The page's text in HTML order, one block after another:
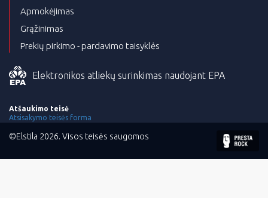
Apmokėjimas
Grąžinimas
Prekių pirkimo - pardavimo taisyklės
Elektronikos atliekų surinkimas naudojant EPA
Atšaukimo teisė
Atsisakymo teisės forma
©Elstila 2026. Visos teisės saugomos